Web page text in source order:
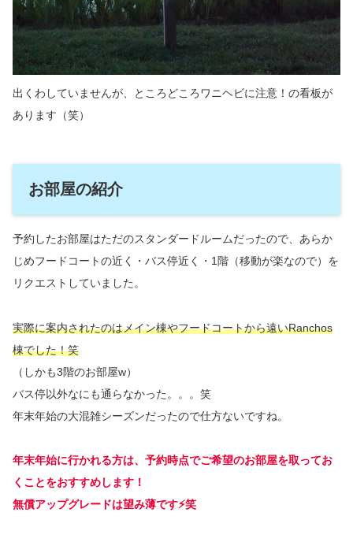
出くわしていませんが、ところどころワニヘビに注意！の看板が
あります（笑）
お部屋の紹介
予約したお部屋はただのスタンダードルームだったので、あらか
じめフードコートの近く・バス停近く・1階（移動が楽なので）を
リクエストしていました。
実際に案内されたのはメイン棟やフードコートから遠いRanchos
棟でした！笑
（しかも3階のお部屋w）
バス停以外なにも通らなかった。。。笑
年末年始の大混雑シーズンだったので仕方ないですね。
年末年始に行かれる方は、予約時点でご希望のお部屋を取ってお
くことをおすすめします！
無償アップグレードは望み薄です⚡️笑